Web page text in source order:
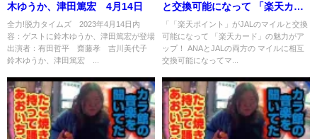
木ゆうか、津田篤宏 4月14日
全力!脱力タイムズ 2023年4月14日内
容：ゲストに鈴木ゆうか、津田篤宏が登場
出演者：有田哲平 齋藤孝 吉川美代子
鈴木ゆうか、津田篤宏 ...
と交換可能になって 「楽天カー
ド」の魅力がアップ！ ANAと
JALの両方の マイルに相互交換
可能になってマイル初心者にも
め最新ニュース[2022年]
「「楽天ポイント」がJALのマイルと交換
可能になって 「楽天カード」の魅力がア
ップ！ ANAとJALの両方の マイルに相互
交換可能になってマ...